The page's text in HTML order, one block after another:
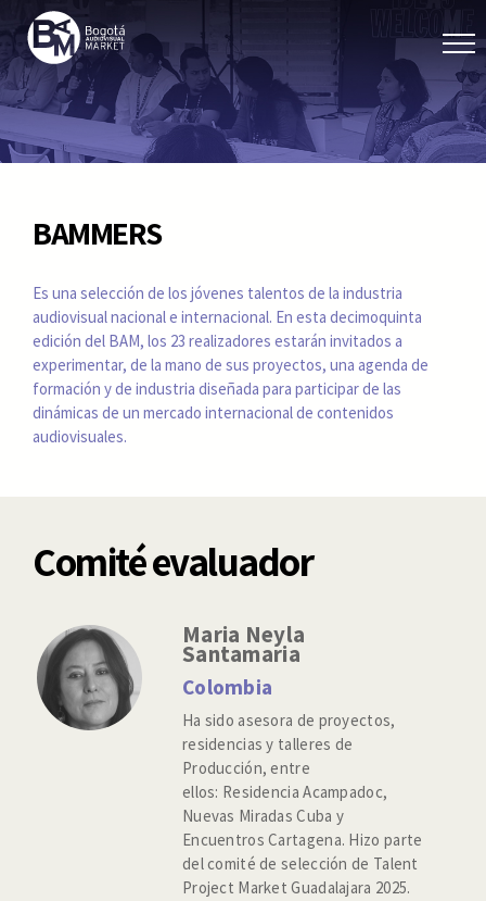
BAMMERS
Es una selección de los jóvenes talentos de la industria
audiovisual nacional e internacional. En esta decimoquinta
edición del BAM, los 23 realizadores estarán invitados a
experimentar, de la mano de sus proyectos, una agenda de
formación y de industria diseñada para participar de las
dinámicas de un mercado internacional de contenidos
audiovisuales.
Comité evaluador
Maria Neyla
Santamaria
Colombia
Ha sido asesora de proyectos,
residencias y talleres de
Producción, entre
ellos: Residencia Acampadoc,
Nuevas Miradas Cuba y
Encuentros Cartagena. Hizo parte
del comité de selección de Talent
Project Market Guadalajara 2025.